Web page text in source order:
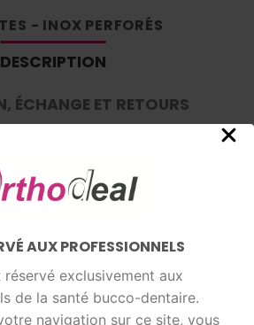
AUX PROFESSIONNELS
réservé exclusivement aux
de la santé bucco-dentaire.
navigation sur ce site, vous
- INOX PERFORÉS
DESCRIPTION
ÉCHANGE ET RETOURS
DE 20